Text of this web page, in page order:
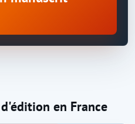
en France